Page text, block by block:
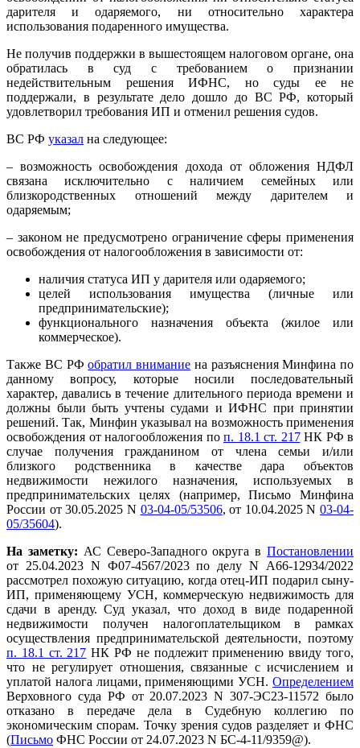
дарителя и одаряемого, ни относительно характера
использования подаренного имущества.
Не получив поддержки в вышестоящем налоговом органе, она
обратилась в суд с требованием о признании
недействительным решения ИФНС, но суды ее не
поддержали, в результате дело дошло до ВС РФ, который
удовлетворил требования ИП и отменил решения судов.
ВС РФ указал на следующее:
– возможность освобождения дохода от обложения НДФЛ
связана исключительно с наличием семейных или
близкородственных отношений между дарителем и
одаряемым;
– законом не предусмотрено ограничение сферы применения
освобождения от налогообложения в зависимости от:
наличия статуса ИП у дарителя или одаряемого;
целей использования имущества (личные или
предпринимательские);
функционального назначения объекта (жилое или
коммерческое).
Также ВС РФобратил внимание на разъяснения Минфина по
данному вопросу, которые носили последовательный
характер, давались в течение длительного периода времени и
должны были быть учтены судами и ИФНС при принятии
решений. Так, Минфин указывал на возможность применения
освобождения от налогообложения по п. 18.1 ст. 217НК РФ в
случае получения гражданином от члена семьи и/или
близкого родственника в качестве дара объектов
недвижимости нежилого назначения, используемых в
предпринимательских целях (например, Письмо Минфина
России от 30.05.2025 N 03-04-05/53506, от 10.04.2025 N 03-04-
05/35604).
На заметку: АС Северо-Западного округа вПостановлении
от 25.04.2023 N Ф07-4567/2023 по делу N А66-12934/2022
рассмотрел похожую ситуацию, когда отец-ИП подарил сыну-
ИП, применяющему УСН, коммерческую недвижимость для
сдачи в аренду. Суд указал, что доход в виде подаренной
недвижимости получен налогоплательщиком в рамках
осуществления предпринимательской деятельности, поэтому
п. 18.1 ст. 217 НК РФ не подлежит применению ввиду того,
что не регулирует отношения, связанные с исчислением и
уплатой налога лицами, применяющими УСН. Определением
Верховного суда РФ от 20.07.2023 N 307-ЭС23-11572 было
отказано в передаче дела в Судебную коллегию по
экономическим спорам. Точку зрения судов разделяет и ФНС
(Письмо ФНС России от 24.07.2023 N БС-4-11/9359@).